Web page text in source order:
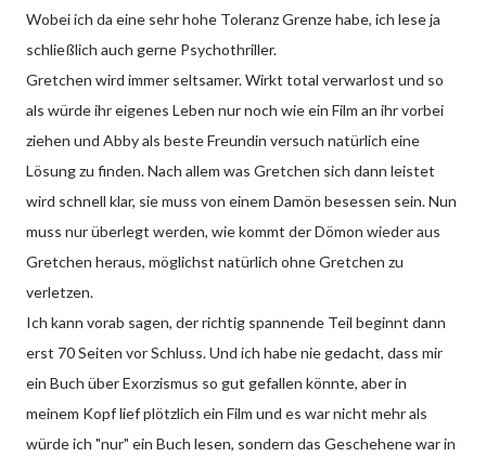
Wobei ich da eine sehr hohe Toleranz Grenze habe, ich lese ja
schließlich auch gerne Psychothriller.
Gretchen wird immer seltsamer. Wirkt total verwarlost und so
als würde ihr eigenes Leben nur noch wie ein Film an ihr vorbei
ziehen und Abby als beste Freundin versuch natürlich eine
Lösung zu finden. Nach allem was Gretchen sich dann leistet
wird schnell klar, sie muss von einem Damön besessen sein. Nun
muss nur überlegt werden, wie kommt der Dömon wieder aus
Gretchen heraus, möglichst natürlich ohne Gretchen zu
verletzen.
Ich kann vorab sagen, der richtig spannende Teil beginnt dann
erst 70 Seiten vor Schluss. Und ich habe nie gedacht, dass mir
ein Buch über Exorzismus so gut gefallen könnte, aber in
meinem Kopf lief plötzlich ein Film und es war nicht mehr als
würde ich "nur" ein Buch lesen, sondern das Geschehene war in